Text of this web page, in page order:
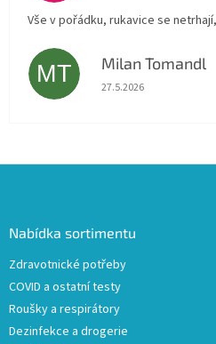
Vše v pořádku, rukavice se
MT Milan Tomandl
Hodnocení obchodu
27.5.2026
Nabídka sortimentu
Zdravotnické potřeby
COVID a ostatní testy
Roušky a respirátory
Dezinfekce a drogerie